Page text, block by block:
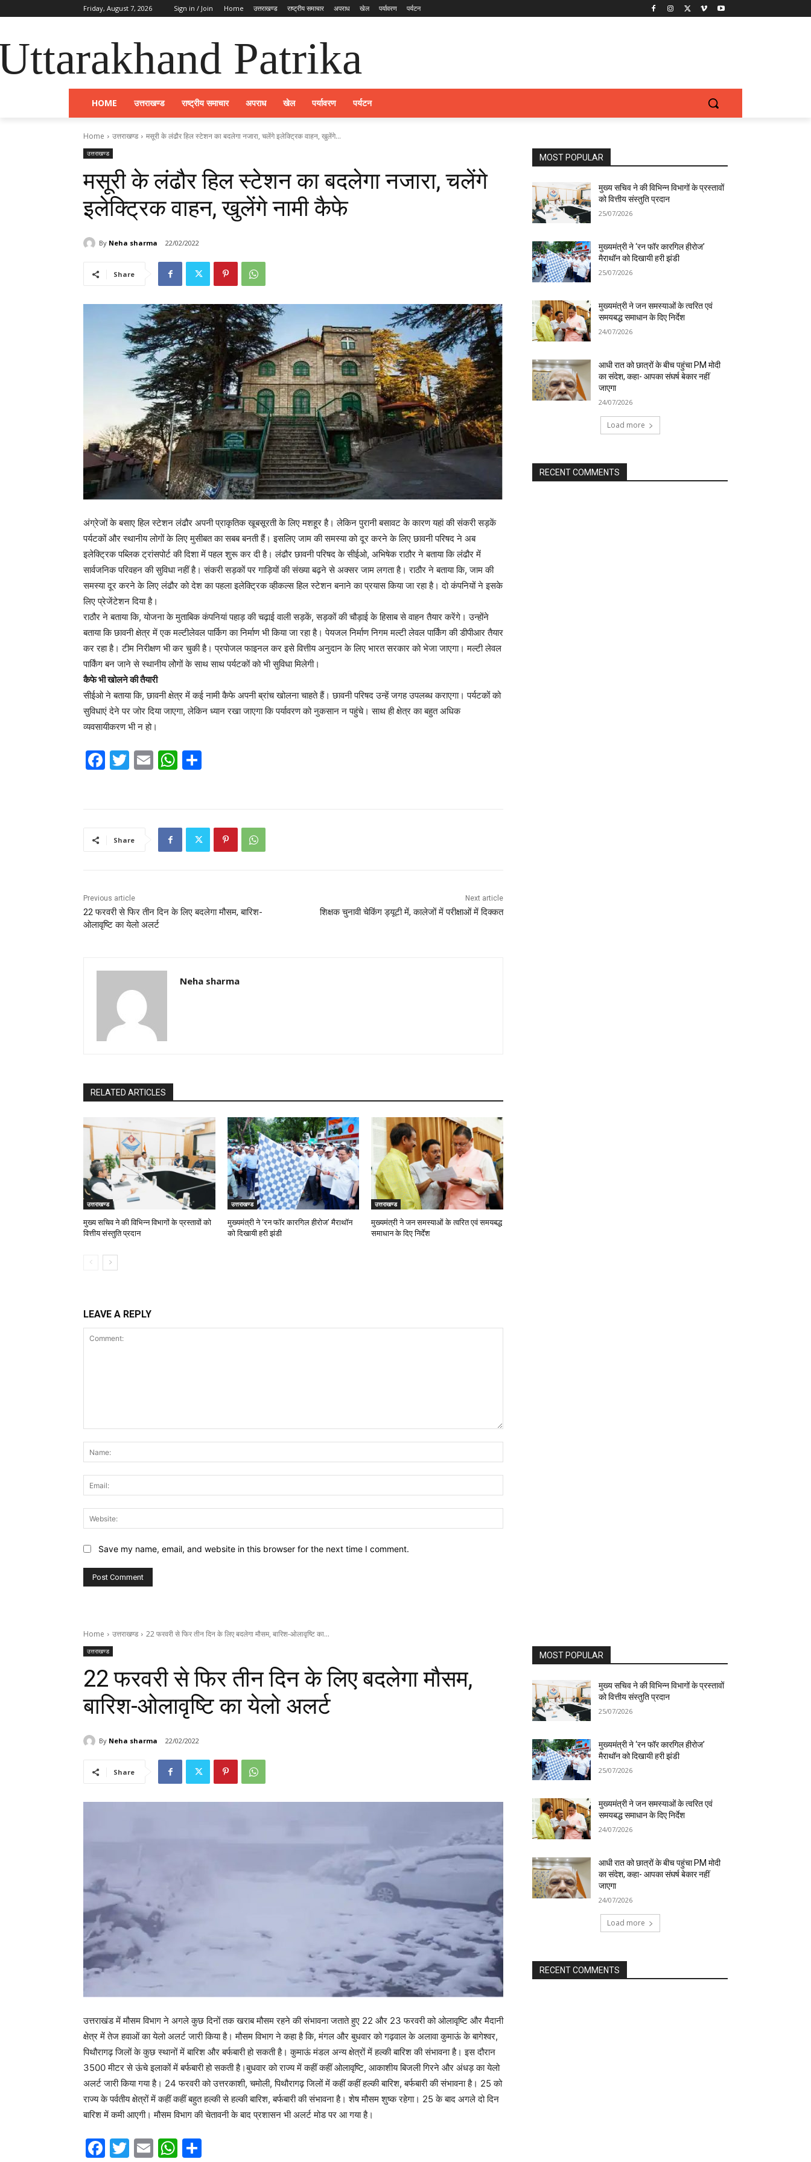
Friday, August 7, 2026 Sign in / Join Home उत्तराखण्ड राष्ट्रीय समाचार अपराध खेल पर्यावरण पर्यटन
Patrika
HOME उत्तराखण्ड राष्ट्रीय समाचार अपराध खेल पर्यावरण पर्यटन
Home उत्तराखण्ड मसूरी के लंढौर हिल स्टेशन का बदलेगा नजारा, चलेंगे इलेक्ट्रिक वाहन, खुलेंगे...
उत्तराखण्ड
मसूरी के लंढौर हिल स्टेशन का बदलेगा नजारा, चलेंगे
इलेक्ट्रिक वाहन, खुलेंगे नामी कैफे
By Neha sharma 22/02/2022
Share
अंग्रेजों के बसाए हिल स्टेशन लंढौर अपनी प्राकृतिक खूबसूरती के लिए मशहूर है। लेकिन पुरानी बसावट के कारण यहां की संकरी सड़कें
पर्यटकों और स्थानीय लोगों के लिए मुसीबत का सबब बनती हैं। इसलिए जाम की समस्या को दूर करने के लिए छावनी परिषद ने अब
इलेक्ट्रिक पब्लिक ट्रांसपोर्ट की दिशा में पहल शुरू कर दी है। लंढौर छावनी परिषद के सीईओ, अभिषेक राठौर ने बताया कि लंढौर में
सार्वजनिक परिवहन की सुविधा नहीं है। संकरी सड़कों पर गाड़ियों की संख्या बढ़ने से अक्सर जाम लगता है। राठौर ने बताया कि, जाम की
समस्या दूर करने के लिए लंढौर को देश का पहला इलेक्ट्रिक व्हीकल्स हिल स्टेशन बनाने का प्रयास किया जा रहा है। दो कंपनियों ने इसके
लिए प्रेजेंटेशन दिया है।
राठौर ने बताया कि, योजना के मुताबिक कंपनियां पहाड़ की चढ़ाई वाली सड़कें, सड़कों की चौड़ाई के हिसाब से वाहन तैयार करेंगे। उन्होंने
बताया कि छावनी क्षेत्र में एक मल्टीलेवल पार्किग का निर्माण भी किया जा रहा है। पेयजल निर्माण निगम मल्टी लेवल पार्किंग की डीपीआर तैयार
कर रहा है। टीम निरीक्षण भी कर चुकी है। प्रपोजल फाइनल कर इसे वित्तीय अनुदान के लिए भारत सरकार को भेजा जाएगा। मल्टी लेवल
पार्किंग बन जाने से स्थानीय लोेगों के साथ साथ पर्यटकों को भी सुविधा मिलेगी।
कैफे भी खोलने की तैयारी
सीईओ ने बताया कि, छावनी क्षेत्र में कई नामी कैफे अपनी ब्रांच खोलना चाहते हैं। छावनी परिषद उन्हें जगह उपलब्ध कराएगा। पर्यटकों को
सुविधाएं देने पर जोर दिया जाएगा, लेकिन ध्यान रखा जाएगा कि पर्यावरण को नुकसान न पहुंचे। साथ ही क्षेत्र का बहुत अधिक
व्यवसायीकरण भी न हो।
F
b
k
T
E
W
A
p
Share
Previous article
22 फरवरी से फिर तीन दिन के लिए बदलेगा मौसम, बारिश-
ओलावृष्टि का येलो अलर्ट
Next article
शिक्षक चुनावी चेकिंग ड्यूटी में, कालेजों में परीक्षाओं में दिक्कत
Neha sharma
RELATED ARTICLES
उत्तराखण्ड
मुख्य सचिव ने की विभिन्न विभागों के प्रस्तावों को
वित्तीय संस्तुति प्रदान
उत्तराखण्ड
मुख्यमंत्री ने ‘रन फॉर कारगिल हीरोज’ मैराथॉन
को दिखायी हरी झंडी
उत्तराखण्ड
मुख्यमंत्री ने जन समस्याओं के त्वरित एवं समयबद्ध
समाधान के दिए निर्देश
LEAVE A REPLY
Save my name, email, and website in this browser for the next time I comment.
MOST POPULAR
मुख्य सचिव ने की विभिन्न विभागों के प्रस्तावों
को वित्तीय संस्तुति प्रदान
25/07/2026
मुख्यमंत्री ने ‘रन फॉर कारगिल हीरोज’
मैराथॉन को दिखायी हरी झंडी
25/07/2026
मुख्यमंत्री ने जन समस्याओं के त्वरित एवं
समयबद्ध समाधान के दिए निर्देश
24/07/2026
आधी रात को छात्रों के बीच पहुंचा PM मोदी
का संदेश, कहा- आपका संघर्ष बेकार नहीं
जाएगा
24/07/2026
Load more
RECENT COMMENTS